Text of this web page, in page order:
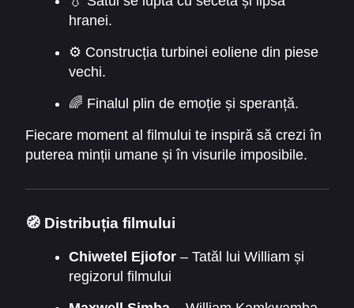
hranei.
⚙️ Construcția turbinei eoliene din piese
vechi.
🌈 Finalul plin de emoție și speranță.
Fiecare moment al filmului te inspiră să crezi în
puterea minții umane și în visurile imposibile.
🧭 Distribuția filmului
Chiwetel Ejiofor– Tatăl lui William și
regizorul filmului